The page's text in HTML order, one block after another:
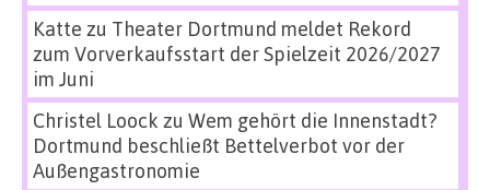
Katte zu Theater Dortmund meldet Rekord
zum Vorverkaufsstart der Spielzeit 2026/2027
im Juni
Christel Loock zu Wem gehört die Innenstadt?
Dortmund beschließt Bettelverbot vor der
Außengastronomie